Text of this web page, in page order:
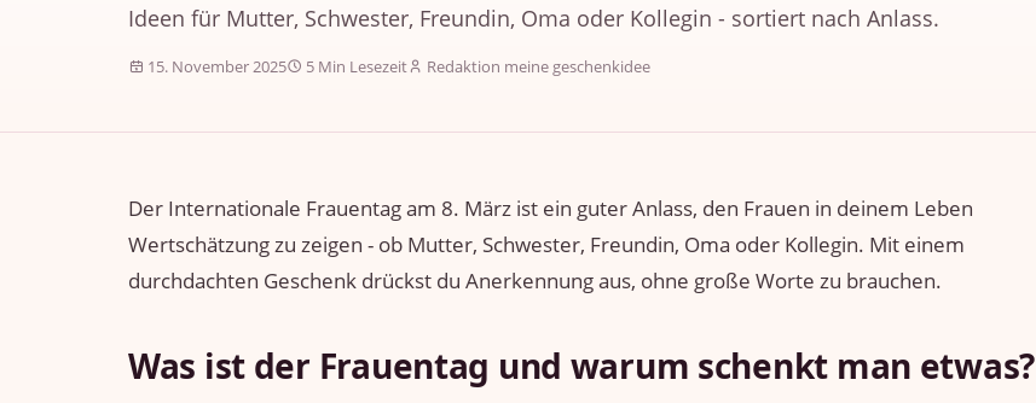
Ideen für Mutter, Schwester, Freundin, Oma oder Kollegin - sortiert nach Anlass.
15. November 2025 5 Min Lesezeit Redaktion meine geschenkidee
Der Internationale Frauentag am 8. März ist ein guter Anlass, den Frauen in deinem Leben
Wertschätzung zu zeigen - ob Mutter, Schwester, Freundin, Oma oder Kollegin. Mit einem
durchdachten Geschenk drückst du Anerkennung aus, ohne große Worte zu brauchen.
Was ist der Frauentag und warum schenkt man etwas?